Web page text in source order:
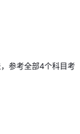
参考全部4个科目考